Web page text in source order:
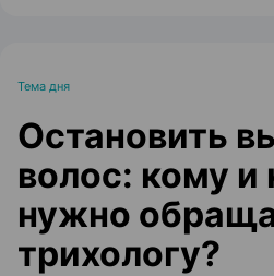
Тема дня
Остановить
волос: кому и
нужно
трихологу?